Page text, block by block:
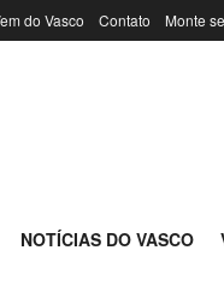
do Vasco Contato Monte
NOTÍCIAS DO VASCO